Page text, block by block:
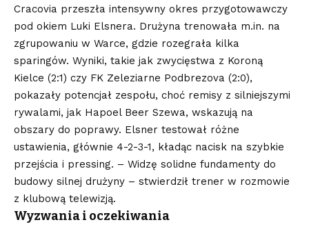
Cracovia przeszła intensywny okres przygotowawczy
pod okiem Luki Elsnera. Drużyna trenowała m.in. na
zgrupowaniu w Warce, gdzie rozegrała kilka
sparingów. Wyniki, takie jak zwycięstwa z Koroną
Kielce (2:1) czy FK Zeleziarne Podbrezova (2:0),
pokazały potencjał zespołu, choć remisy z silniejszymi
rywalami, jak Hapoel Beer Szewa, wskazują na
obszary do poprawy. Elsner testował różne
ustawienia, głównie 4-2-3-1, kładąc nacisk na szybkie
przejścia i pressing. – Widzę solidne fundamenty do
budowy silnej drużyny – stwierdził trener w rozmowie
z klubową telewizją.
Wyzwania i oczekiwania